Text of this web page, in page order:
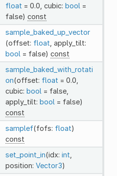
float = 0.0, cubic: bool =
false) const
sample_baked_up_vector
(offset: float , apply_tilt:
bool = false) const
sample_baked_with_rotati
on(offset: float = 0.0,
cubic: bool = false,
apply_tilt: bool = false)
const
samplef(fofs: float)
const
set_point_in(idx: int
position: Vector3)